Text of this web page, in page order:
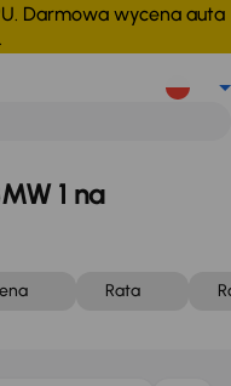
Darmowa wycena auta
.
1 na
Rata